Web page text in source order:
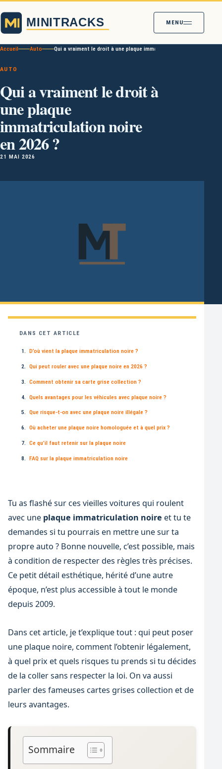
MENU
Accueil Auto Qui a vraiment le droit à une plaque immatriculation noire en 2026
AUTO
Qui a vraiment le droit à
une plaque
immatriculation noire
en 2026 ?
21 MAI 2026
DANS CET ARTICLE
D’où vient la plaque immatriculation noire ?
Qui peut rouler avec une plaque noire en 2026 ?
Comment obtenir sa carte grise collection ?
Quels avantages pour les véhicules avec plaque noire ?
Que risque-t-on avec une plaque noire illégale ?
Où acheter une plaque noire homologuée et à quel prix ?
Ce qu’il faut retenir sur la plaque noire
FAQ sur la plaque immatriculation noire
Tu as flashé sur ces vieilles voitures qui roulent
avec une plaque immatriculation noire et tu te
demandes si tu pourrais en mettre une sur ta
propre auto ? Bonne nouvelle, c’est possible, mais
à condition de respecter des règles très précises.
Ce petit détail esthétique, hérité d’une autre
époque, n’est plus accessible à tout le monde
depuis 2009.
Dans cet article, je t’explique tout : qui peut poser
une plaque noire, comment l’obtenir légalement,
à quel prix et quels risques tu prends si tu décides
de la coller sans respecter la loi. On va aussi
parler des fameuses cartes grises collection et de
leurs avantages.
Sommaire